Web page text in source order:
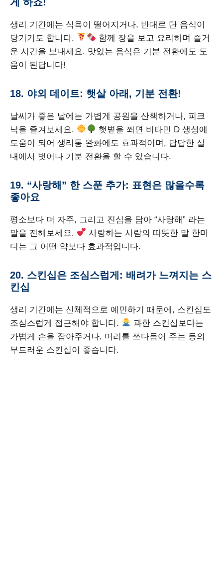
생리 기간에는 식욕이 떨어지거나, 반대로 단 음식이
당기기도 합니다.
함께 장을 보고 요리하며 즐거
운 시간을 보내세요. 맛있는 음식은 기분 전환에도 도
움이 된답니다!
18. 야외 데이트: 햇살 아래, 기분 전환!
날씨가 좋은 날에는 가볍게 공원을 산책하거나, 피크
닉을 즐겨보세요.
햇볕을 쬐면 비타민 D 생성에
도움이 되어 생리통 완화에도 효과적이며, 답답한 실
내에서 벗어나 기분 전환을 할 수 있습니다.
19. “사랑해” 한 스푼 추가: 표현은 많을수록
좋아요
평소보다 더 자주, 그리고 진심을 담아 “사랑해” 라는
말을 전해보세요.
사랑하는 사람의 따뜻한 말 한마
디는 그 어떤 약보다 효과적입니다.
20. 스킨십은 조심스럽게: 배려가 느껴지는 스
킨십
생리 기간에는 신체적으로 예민하기 때문에, 스킨십도
조심스럽게 접근해야 합니다.
과한 스킨십보다는
가볍게 손을 잡아주거나, 머리를 쓰다듬어 주는 등의
부드러운 스킨십이 좋습니다.